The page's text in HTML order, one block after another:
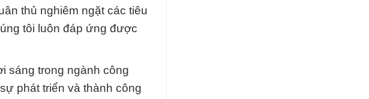
thủ nghiêm ngặt các tiêu
tôi luôn đáp ứng được
sáng trong ngành công
phát triển và thành công